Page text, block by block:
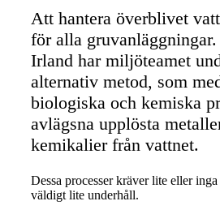
Att hantera överblivet
för alla
Irland har miljöteamet
alternativ metod, som
biologiska och kemiska
avlägsna upplösta
kemikalier från vattnet.
Dessa processer kräver lite eller
väldigt lite underhåll.